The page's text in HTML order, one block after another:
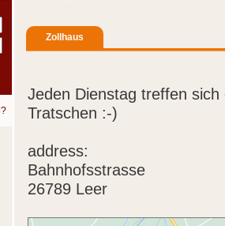
Zollhaus
Jeden Dienstag treffen
Tratschen :-)
address:
Bahnhofsstrasse
26789 Leer